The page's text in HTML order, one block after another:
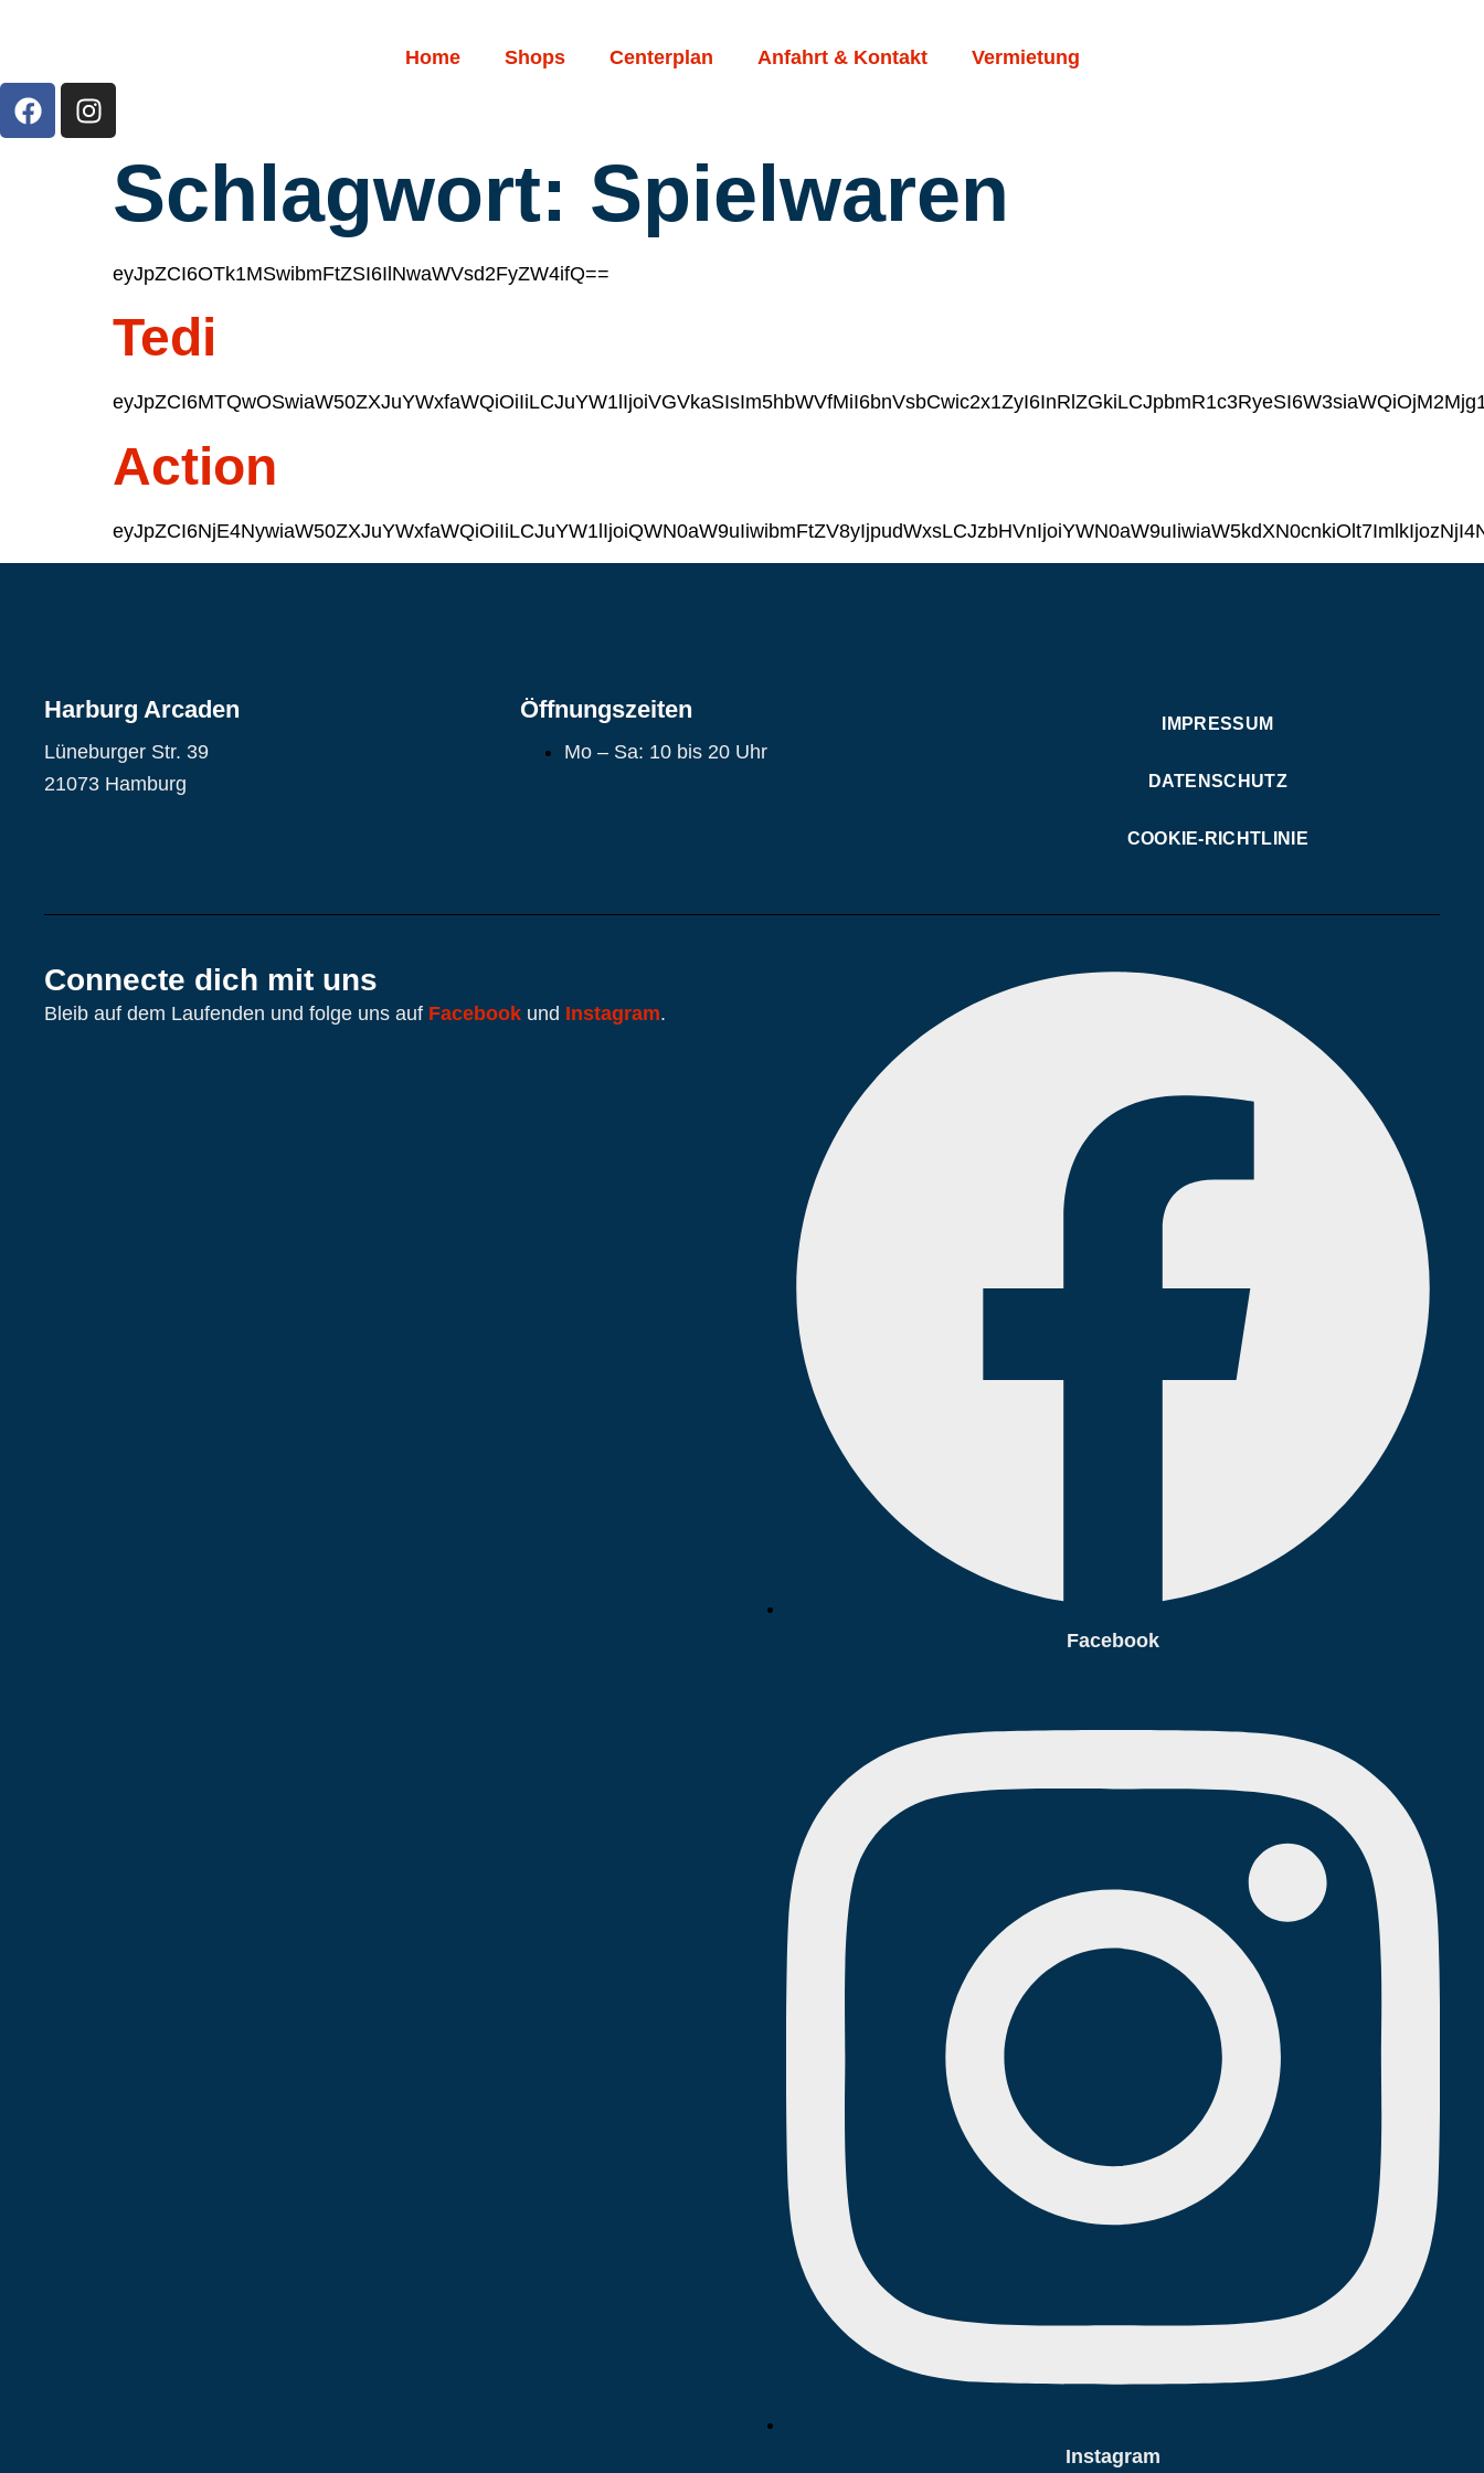
Home Shops Centerplan Anfahrt & Kontakt Vermietung
Schlagwort: Spielwaren
eyJpZCI6OTk1MSwibmFtZSI6IlNwaWVsd2FyZW4ifQ==
Tedi
Action
Harburg Arcaden
Lüneburger Str. 39
21073 Hamburg
Öffnungszeiten
Mo – Sa: 10 bis 20 Uhr
IMPRESSUM
DATENSCHUTZ
COOKIE-RICHTLINIE
Connecte dich mit uns
Bleib auf dem Laufenden und folge uns auf Facebook und Instagram.
Facebook
Instagram